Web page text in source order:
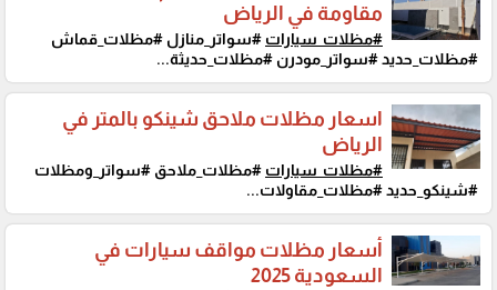
مقاومة في الرياض
#مظلات_سيارات #سواتر_منازل #مظلات_قماش
#مظلات_حديد #سواتر_مودرن #مظلات_حديثة...
اسعار مظلات ملاحق شينكو بالمتر في
الرياض
#مظلات_سيارات #مظلات_ملاحق #سواتر_ومظلات
#شينكو_حديد #مظلات_مقاولات...
أسعار مظلات مواقف سيارات في
السعودية 2025